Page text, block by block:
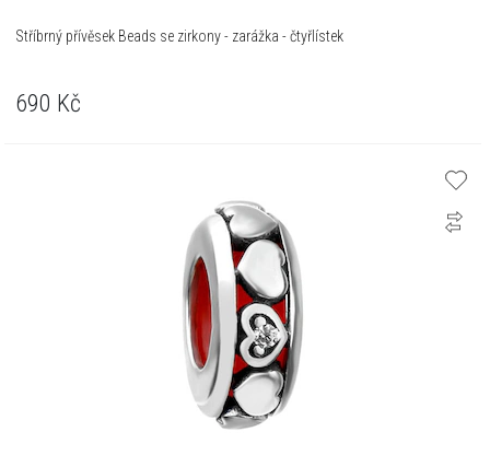
Stříbrný přívěsek Beads se zirkony - zarážka - čtyřlístek
690 Kč